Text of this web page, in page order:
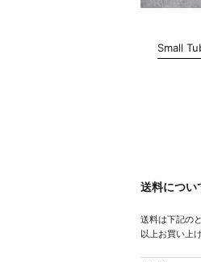
Small
送料につい
送料は下記の
以上お買い上